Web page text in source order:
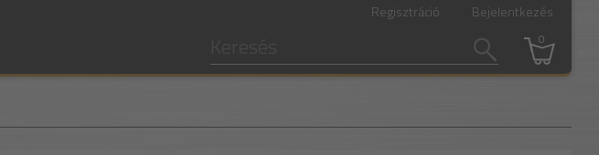
Regisztráció Bejelentkezés
0